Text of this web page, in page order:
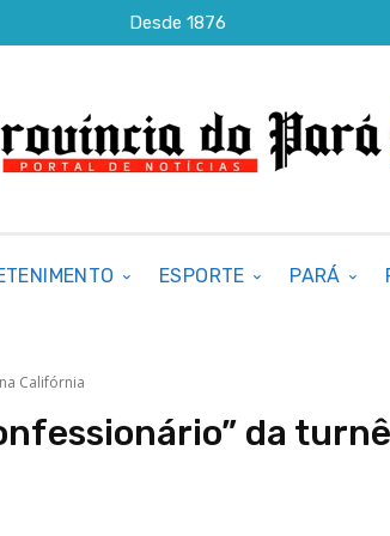
Desde 1876
ESPORTE PARÁ
Califórnia
da turnê